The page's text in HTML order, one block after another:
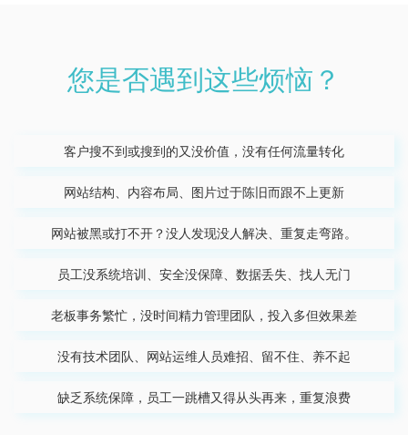
您是否遇到这些烦恼？
客户搜不到或搜到的又没价值，没有任何流量转化
网站结构、内容布局、图片过于陈旧而跟不上更新
网站被黑或打不开？没人发现没人解决、重复走弯路。
员工没系统培训、安全没保障、数据丢失、找人无门
老板事务繁忙，没时间精力管理团队，投入多但效果差
没有技术团队、网站运维人员难招、留不住、养不起
缺乏系统保障，员工一跳槽又得从头再来，重复浪费